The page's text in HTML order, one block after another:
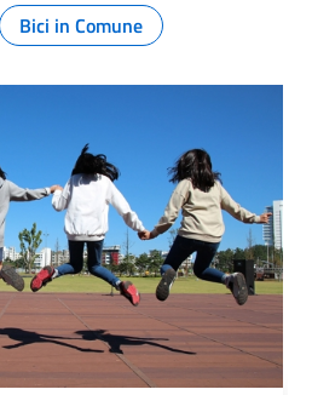
Bici in Comune